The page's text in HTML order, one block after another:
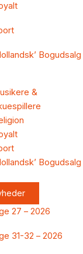
Bogudsalg
&
Bogudsalg
27 – 2026
31-32 – 2026